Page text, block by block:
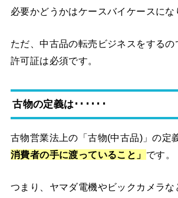
必要かどうかはケースバイケースにな
ただ、中古品の転売ビジネスをする
許可証は必須です。
古物の定義は･･････
古物営業法上の「古物(中古品)」の定
消費者の手に渡っていること」 です。
つまり、ヤマダ電機やビックカメラな